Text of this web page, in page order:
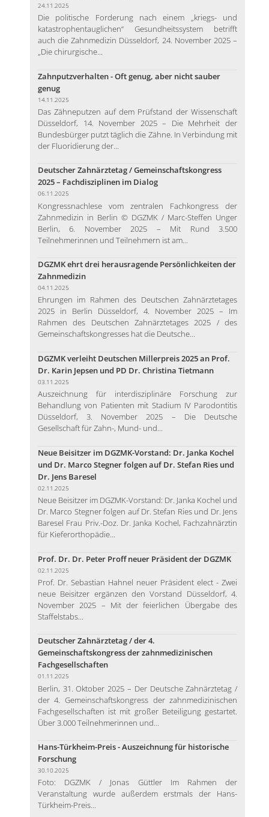
24.11.2025
Die politische Forderung nach einem „kriegs- und
katastrophentauglichen“ Gesundheitssystem betrifft
auch die Zahnmedizin Düsseldorf, 24. November 2025 –
„Die chirurgische...
Zahnputzverhalten - Oft genug, aber nicht sauber
genug
14.11.2025
Das Zähneputzen auf dem Prüfstand der Wissenschaft
Düsseldorf, 14. November 2025 – Die Mehrheit der
Bundesbürger putzt täglich die Zähne. In Verbindung mit
der Fluoridierung der...
Deutscher Zahnärztetag / Gemeinschaftskongress
2025 – Fachdisziplinen im Dialog
06.11.2025
Kongressnachlese vom zentralen Fachkongress der
Zahnmedizin in Berlin © DGZMK / Marc-Steffen Unger
Berlin, 6. November 2025 – Mit Rund 3.500
Teilnehmerinnen und Teilnehmern ist am...
DGZMK ehrt drei herausragende Persönlichkeiten der
Zahnmedizin
04.11.2025
Ehrungen im Rahmen des Deutschen Zahnärztetages
2025 in Berlin Düsseldorf, 4. November 2025 – Im
Rahmen des Deutschen Zahnärztetages 2025 / des
Gemeinschaftskongresses hat die Deutsche...
DGZMK verleiht Deutschen Millerpreis 2025 an Prof.
Dr. Karin Jepsen und PD Dr. Christina Tietmann
03.11.2025
Auszeichnung für interdisziplinäre Forschung zur
Behandlung von Patienten mit Stadium IV Parodontitis
Düsseldorf, 3. November 2025 – Die Deutsche
Gesellschaft für Zahn-, Mund- und...
Neue Beisitzer im DGZMK-Vorstand: Dr. Janka Kochel
und Dr. Marco Stegner folgen auf Dr. Stefan Ries und
Dr. Jens Baresel
02.11.2025
Neue Beisitzer im DGZMK-Vorstand: Dr. Janka Kochel und
Dr. Marco Stegner folgen auf Dr. Stefan Ries und Dr. Jens
Baresel Frau Priv.-Doz. Dr. Janka Kochel, Fachzahnärztin
für Kieferorthopädie...
Prof. Dr. Dr. Peter Proff neuer Präsident der DGZMK
02.11.2025
Prof. Dr. Sebastian Hahnel neuer Präsident elect - Zwei
neue Beisitzer ergänzen den Vorstand Düsseldorf, 4.
November 2025 – Mit der feierlichen Übergabe des
Staffelstabs...
Deutscher Zahnärztetag / der 4.
Gemeinschaftskongress der zahnmedizinischen
Fachgesellschaften
01.11.2025
Berlin, 31. Oktober 2025 – Der Deutsche Zahnärztetag /
der 4. Gemeinschaftskongress der zahnmedizinischen
Fachgesellschaften ist mit großer Beteiligung gestartet.
Über 3.000 Teilnehmerinnen und...
Hans-Türkheim-Preis - Auszeichnung für historische
Forschung
30.10.2025
Foto: DGZMK / Jonas Güttler Im Rahmen der
Veranstaltung wurde außerdem erstmals der Hans-
Türkheim-Preis...